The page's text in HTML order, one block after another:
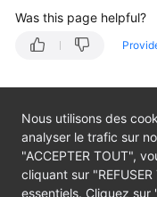
API
Reference
FAQs
Videos
Was this page helpful?
Nous utilisons des
analyser le trafic sur
"ACCEPTER TOUT",
cliquant sur
essentiels. Cliquez sur